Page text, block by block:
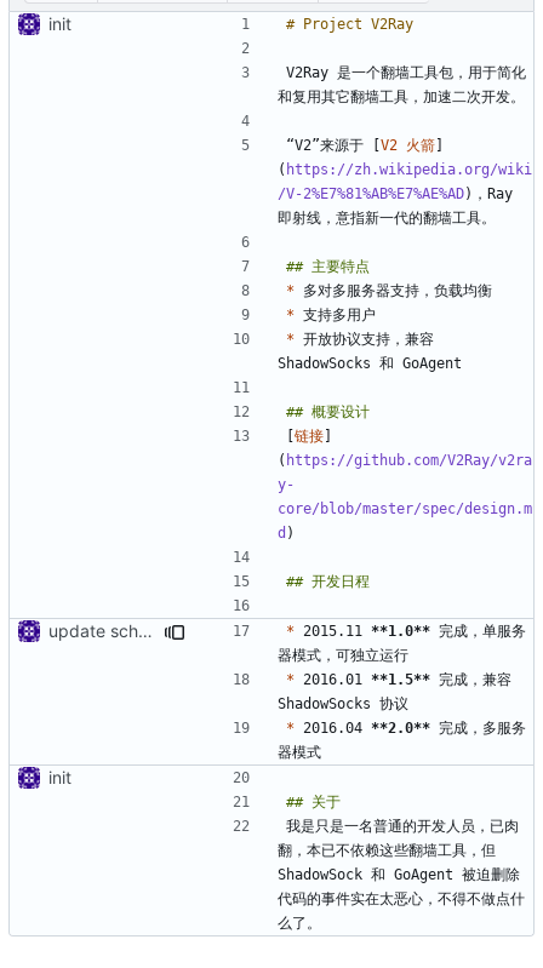
init
V2Ray 是一个翻墙工具包，用于简化
“V2”来源于 [V2 火箭]
( https://zh.wikipedia.org/wiki
/V-2%E7%81%AB%E7%AE%AD)，Ray
*
*
* 开放协议支持，兼容
[链接]
( https://github.com/V2Ray/v2ra
y-
core/blob/master/spec/design.m
d
update schedule * 2015.11 **1.0** 完成，单服务
* 2016.01 **1.5** 完成，兼容
* 2016.04 **2.0** 完成，多服务
init
我是只是一名普通的开发人员，已肉
翻，本已不依赖这些翻墙工具，但
ShadowSock 和 GoAgent 被迫删除
代码的事件实在太恶心，不得不做点什